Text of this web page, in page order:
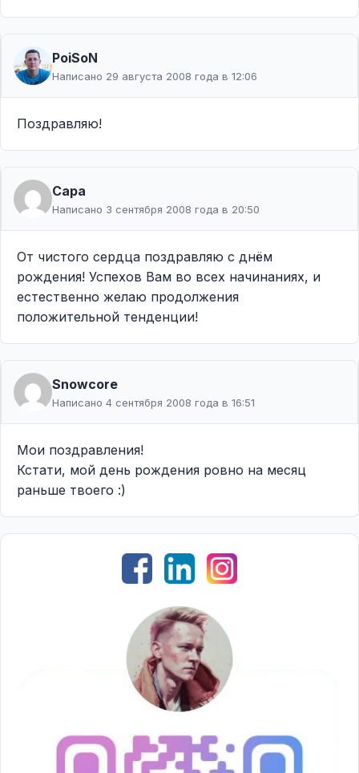
PoiSoN
Написано 29 августа 2008 года в 12:06
Поздравляю!
Сара
Написано 3 сентября 2008 года в 20:50
От чистого сердца поздравляю с днём
рождения! Успехов Вам во всех начинаниях, и
естественно желаю продолжения
положительной тенденции!
Snowcore
Написано 4 сентября 2008 года в 16:51
Мои поздравления!
Кстати, мой день рождения ровно на месяц
раньше твоего :)